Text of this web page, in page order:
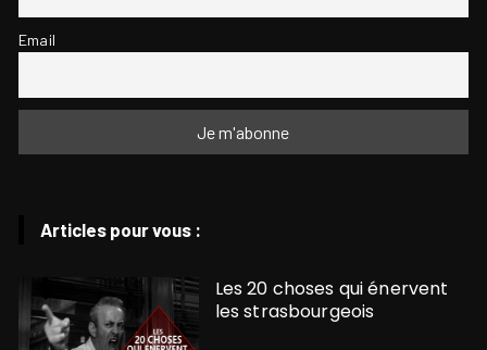
Email
Articles pour vous :
Les 20 choses qui énervent
les strasbourgeois